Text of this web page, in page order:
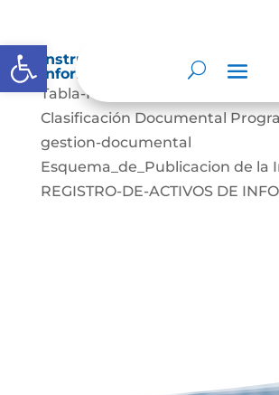
Abrir barra de herramientas
Instrumentos de gestión de la
información.
Tabla-Retencion-Documental
Clasificación Documental
gestion-documental
Esquema_de_Publicacion de la
REGISTRO-DE-ACTIVOS DE